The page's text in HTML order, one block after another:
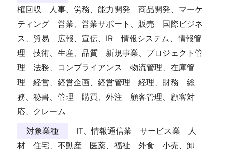
権回収 人事、労務、能力開発 商品開発、マーケ
ティング 営業、営業サポート、販売 国際ビジネ
ス、貿易 広報、宣伝、IR 情報システム、情報管
理 技術、生産、品質 新規事業、プロジェクト管
理 法務、コンプライアンス 物流管理、在庫管
理 経営、経営企画、経営管理 経理、財務 総
務、秘書、管理 購買、外注 顧客管理、顧客対
応、クレーム
対象業種
IT、情報通信業 サービス業 人
材 住宅、不動産 医薬、福祉 外食 小売、卸